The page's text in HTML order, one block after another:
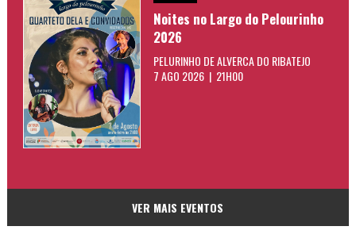
Noites no Largo do Pelourinho
2026
PELURINHO DE ALVERCA DO RIBATEJO
7 AGO 2026 | 21H00
VER MAIS EVENTOS